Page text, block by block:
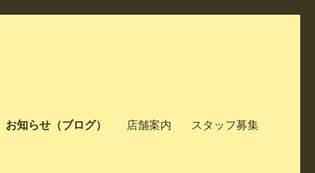
お知らせ（ブログ） 店舗案内 スタッフ募集